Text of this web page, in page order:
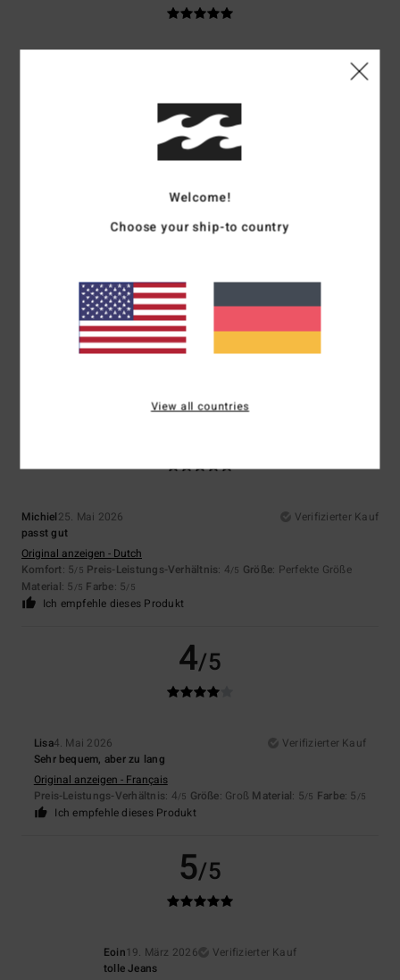
Verifizierter Kauf
Die Qualität ist sehr gut, die Passform stimmt, es reicht ein wenig bis zu
Preis-Leistungs-Verhältnis: 5
5/5
13. Juni 2026
Verifizierter Kauf
Original anzeigen - Français
Preis-Leistungs-Verhältnis: 5 Größe: Perfekte Größe
Michiel25. Mai 2026
Verifizierter Kauf
passt gut
Original anzeigen - Dutch
Komfort: 5/5 Preis-Leistungs-Verhältnis: 4/5 Größe: Perfekte Größe
Material: 5 /5 Farbe: 5/5
Ich empfehle dieses Produkt
4/5
Lisa4. Mai 2026
Verifizierter Kauf
Sehr bequem, aber zu lang
Original anzeigen - Français
Preis-Leistungs-Verhältnis: 4/5 Größe: Groß Material: 5/5 Farbe: 5 /5
Ich empfehle dieses Produkt
5/5
Eoin19. März 2026
Verifizierter Kauf
tolle Jeans
Welcome!
Choose your ship-to country
View all countries